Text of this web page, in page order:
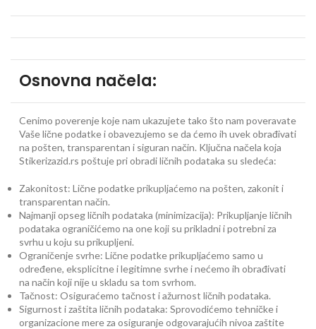
Osnovna načela:
Cenimo poverenje koje nam ukazujete tako što nam poveravate
Vaše lične podatke i obavezujemo se da ćemo ih uvek obrađivati
na pošten, transparentan i siguran način. Ključna načela koja
Stikerizazid.rs poštuje pri obradi ličnih podataka su sledeća:
Zakonitost: Lične podatke prikupljaćemo na pošten, zakonit i
transparentan način.
Najmanji opseg ličnih podataka (minimizacija): Prikupljanje ličnih
podataka ograničićemo na one koji su prikladni i potrebni za
svrhu u koju su prikupljeni.
Ograničenje svrhe: Lične podatke prikupljaćemo samo u
određene, eksplicitne i legitimne svrhe i nećemo ih obrađivati
na način koji nije u skladu sa tom svrhom.
Tačnost: Osiguraćemo tačnost i ažurnost ličnih podataka.
Sigurnost i zaštita ličnih podataka: Sprovodićemo tehničke i
organizacione mere za osiguranje odgovarajućih nivoa zaštite